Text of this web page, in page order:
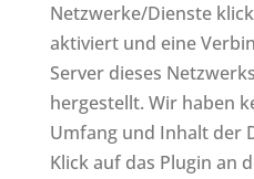
Netzwerke/Dienste
aktiviert und eine
Server dieses
hergestellt. Wir haben
Umfang und Inhalt der
Klick auf das Plugin an